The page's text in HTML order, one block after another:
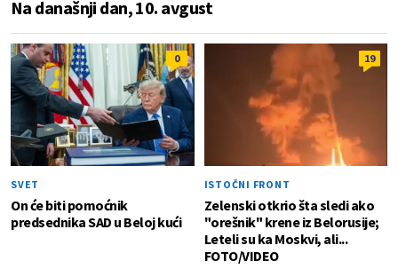
Na današnji dan, 10. avgust
0
SVET
On će biti pomoćnik
predsednika SAD u Beloj kući
19
ISTOČNI FRONT
Zelenski otkrio šta sledi ako
"orešnik" krene iz Belorusije;
Leteli su ka Moskvi, ali...
FOTO/VIDEO